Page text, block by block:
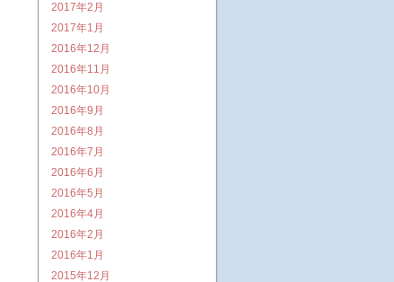
2017年2月
2017年1月
2016年12月
2016年11月
2016年10月
2016年9月
2016年8月
2016年7月
2016年6月
2016年5月
2016年4月
2016年2月
2016年1月
2015年12月